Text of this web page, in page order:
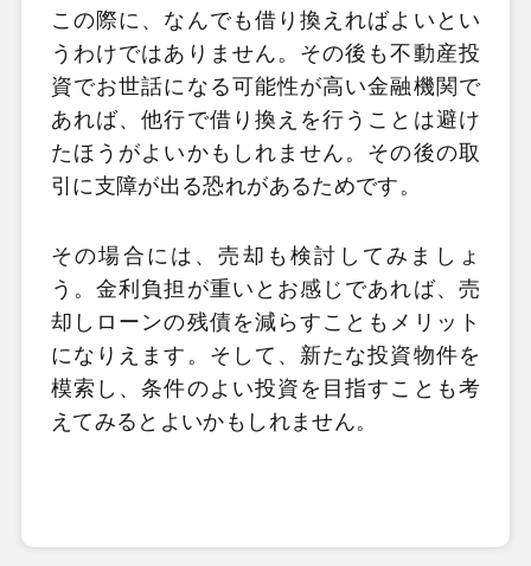
この際に、なんでも借り換えればよいとい
うわけではありません。その後も不動産投
資でお世話になる可能性が高い金融機関で
あれば、他行で借り換えを行うことは避け
たほうがよいかもしれません。その後の取
引に支障が出る恐れがあるためです。
その場合には、売却も検討してみましょ
う。金利負担が重いとお感じであれば、売
却しローンの残債を減らすこともメリット
になりえます。そして、新たな投資物件を
模索し、条件のよい投資を目指すことも考
えてみるとよいかもしれません。